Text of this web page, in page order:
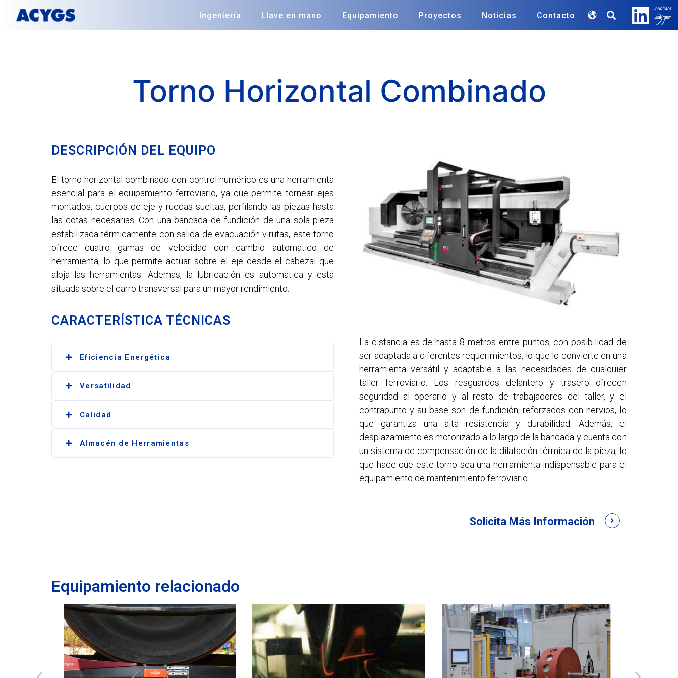
Ingeniería Llave en mano Equipamiento Proyectos Noticias Contacto
Torno Horizontal Combinado
DESCRIPCIÓN DEL EQUIPO
El torno horizontal combinado con control numérico es una herramienta
esencial para el equipamiento ferroviario, ya que permite tornear ejes
montados, cuerpos de eje y ruedas sueltas, perfilando las piezas hasta
las cotas necesarias. Con una bancada de fundición de una sola pieza
estabilizada térmicamente con salida de evacuación virutas, este torno
ofrece cuatro gamas de velocidad con cambio automático de
herramienta, lo que permite actuar sobre el eje desde el cabezal que
aloja las herramientas. Además, la lubricación es automática y está
situada sobre el carro transversal para un mayor rendimiento.
CARACTERÍSTICA TÉCNICAS
Eficiencia Energética
Versatilidad
así como refrentar discos de freno y eje suelto.
de aplicación industrial.
Calidad
Almacén de Herramientas
La distancia es de hasta 8 metros entre puntos, con posibilidad de
ser adaptada a diferentes requerimientos, lo que lo convierte en una
herramienta versátil y adaptable a las necesidades de cualquier
taller ferroviario. Los resguardos delantero y trasero ofrecen
seguridad al operario y al resto de trabajadores del taller, y el
contrapunto y su base son de fundición, reforzados con nervios, lo
que garantiza una alta resistencia y durabilidad. Además, el
desplazamiento es motorizado a lo largo de la bancada y cuenta con
un sistema de compensación de la dilatación térmica de la pieza, lo
que hace que este torno sea una herramienta indispensable para el
equipamiento de mantenimiento ferroviario.
Solicita Más Información
Equipamiento relacionado